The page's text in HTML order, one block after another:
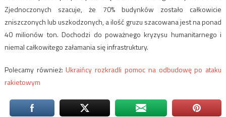
Zjednoczonych szacuje, że 70% budynków zostało całkowicie
zniszczonych lub uszkodzonych, a ilość gruzu szacowana jest na ponad
40 milionów ton. Dochodzi do poważnego kryzysu humanitarnego i
niemal całkowitego załamania się infrastruktury.
Polecamy również:Ukraińcy rozkradli pomoc na odbudowę po ataku
rakietowym